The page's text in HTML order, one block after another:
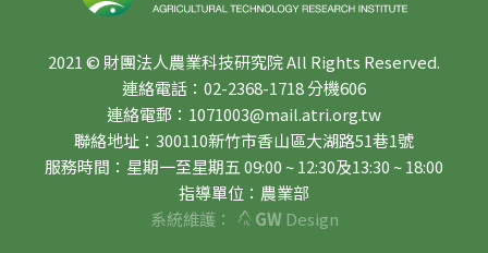
2021 © 財團法人農業科技研究院 All Rights Reserved.
連絡電話：02-2368-1718 分機606
連絡電郵：1071003@mail.atri.org.tw
聯絡地址：300110新竹市香山區大湖路51巷1號
服務時間：星期一至星期五 09:00 ~ 12:30及13:30 ~ 18:00
指導單位：農業部
系統維護：
GWDesign